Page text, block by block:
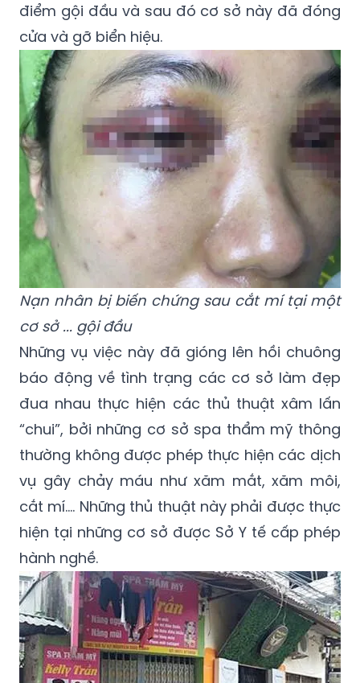
điểm gội đầu và sau đó cơ sở này đã đóng
cửa và gỡ biển hiệu.
Nạn nhân bị biến chứng sau cắt mí tại một
cơ sở ... gội đầu
Những vụ việc này đã gióng lên hồi chuông
báo động về tình trạng các cơ sở làm đẹp
đua nhau thực hiện các thủ thuật xâm lấn
“chui”, bởi những cơ sở spa thẩm mỹ thông
thường không được phép thực hiện các dịch
vụ gây chảy máu như xăm mắt, xăm môi,
cắt mí…. Những thủ thuật này phải được thực
hiện tại những cơ sở được Sở Y tế cấp phép
hành nghề.